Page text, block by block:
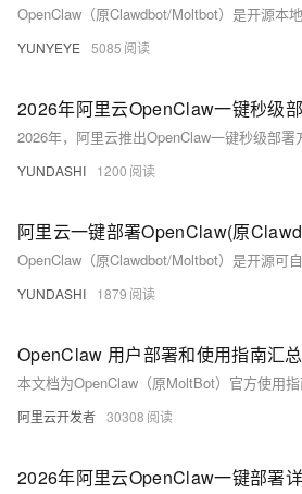
YUNYEYE 5085
YUNDASHI 1200
YUNDASHI 1879
OpenClaw 用户部署和使用指南汇总
阿里云开发者 30308